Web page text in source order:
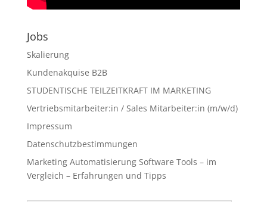
Jobs
Skalierung
Kundenakquise B2B
STUDENTISCHE TEILZEITKRAFT IM MARKETING
Vertriebsmitarbeiter:in / Sales Mitarbeiter:in (m/w/d)
Impressum
Datenschutzbestimmungen
Marketing Automatisierung Software Tools – im
Vergleich – Erfahrungen und Tipps